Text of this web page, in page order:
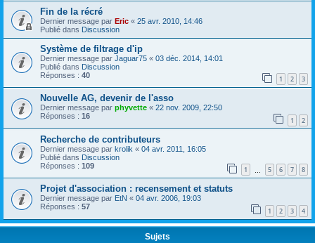
Fin de la récré
Dernier message par Eric « 25 avr. 2010, 14:46
Publié dans Discussion
Système de filtrage d'ip
Dernier message par Jaguar75 « 03 déc. 2014, 14:01
Publié dans Discussion
Réponses : 40 1 2 3
Nouvelle AG, devenir de l'asso
Dernier message par phyvette « 22 nov. 2009, 22:50
Réponses : 16 1 2
Recherche de contributeurs
Dernier message par krolik « 04 avr. 2011, 16:05
Publié dans Discussion
Réponses : 109 1 5 6 7 8
Projet d'association : recensement et statuts
Dernier message par EtN « 04 avr. 2006, 19:03
Réponses : 57 1 2 3 4
Sujets